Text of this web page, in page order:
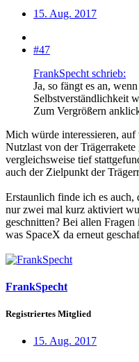
15. Aug. 2017
#47
FrankSpecht schrieb:
Ja, so fängt es an,
Selbstverständlichkeit
Zum Vergrößern
Mich würde interessieren,
Nutzlast von der
vergleichsweise tief
auch der Zielpunkt der
Erstaunlich finde ich es auch,
nur zwei mal kurz aktiviert
geschnitten? Bei allen
was SpaceX da erneut
FrankSpecht
Registriertes Mitglied
15. Aug. 2017